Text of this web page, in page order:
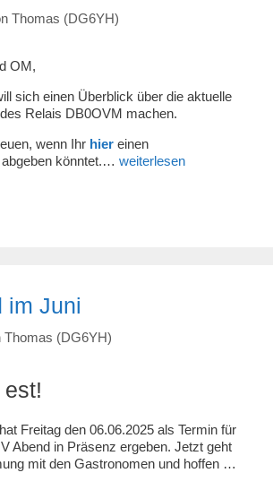
Thomas (DG6YH)
OM,
sich einen Überblick über die aktuelle
Relais DB0OVM machen.
wenn Ihr hier einen
könntet.… weiterlesen
im Juni
Thomas (DG6YH)
Freitag den 06.06.2025 als Termin für
Abend in Präsenz ergeben. Jetzt geht
mit den Gastronomen und hoffen …